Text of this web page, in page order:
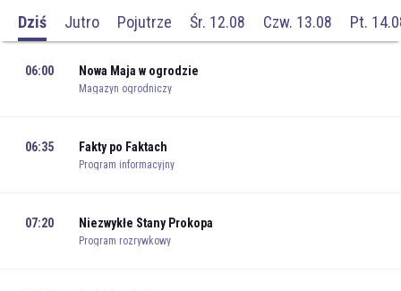
Dziś Jutro Pojutrze Śr. 12.08 Czw. 13.08 Pt.
06:00 Nowa Maja w ogrodzie
Magazyn ogrodniczy
06:35 Fakty po Faktach
Program informacyjny
07:20 Niezwykłe Stany Prokopa
Program rozrywkowy